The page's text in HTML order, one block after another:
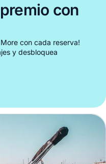
con
con cada reserva!
y desbloquea